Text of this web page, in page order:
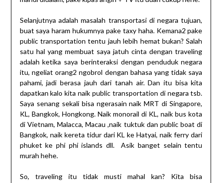
Selanjutnya adalah masalah transportasi di negara tujuan,
buat saya haram hukumnya pake taxy haha. Kemana2 pake
public transportation tentu jauh lebih hemat bukan? Salah
satu hal yang membuat saya jatuh cinta dengan traveling
adalah ketika saya berinteraksi dengan penduduk negara
itu, ngeliat orang2 ngobrol dengan bahasa yang tidak saya
pahami, jadi berasa jauh dari tanah air. Dan itu bisa kita
dapatkan kalo kita naik public transportation di negara tsb.
Saya senang sekali bisa ngerasain naik MRT di Singapore,
KL, Bangkok, Hongkong. Naik monorail di KL, naik bus kota
di Vietnam, Malacca, Macau ,naik tuktuk dan public boat di
Bangkok, naik kereta tidur dari KL ke Hatyai, naik ferry dari
phuket ke phi phi islands dll. Asik banget selain tentu
murah hehe.
So, traveling itu tidak musti mahal kan? Kita bisa